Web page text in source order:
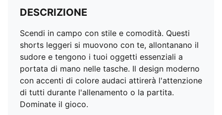
DESCRIZIONE
Scendi in campo con stile e comodità. Questi
shorts leggeri si muovono con te, allontanano il
sudore e tengono i tuoi oggetti essenziali a
portata di mano nelle tasche. Il design moderno
con accenti di colore audaci attirerà l'attenzione
di tutti durante l'allenamento o la partita.
Dominate il gioco.